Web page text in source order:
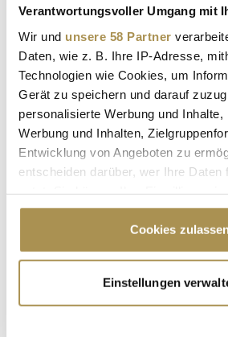
Verantwortungsvoller Umgang mit
Wir und unsere 58 Partner
Daten, wie z. B. Ihre IP-Adresse,
Technologien wie Cookies, um
Gerät zu speichern und darauf
personalisierte Werbung und
Werbung und Inhalten,
Entwicklung von Angeboten zu
entscheiden darüber, wer Ihre Daten
Cookie-Erklärung oder durch
Trigger Symbol ändern oder
Informationen über Ihre
erfassen, welche bis auf einige
Cookies
Einstellungen